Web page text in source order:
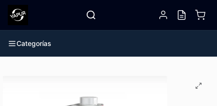
Categorías